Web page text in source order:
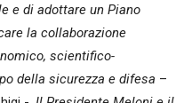
e di adottare un Piano
la collaborazione
scientifico-
della sicurezza e difesa –